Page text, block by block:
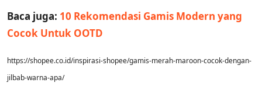
Baca juga: 10 Rekomendasi Gamis Modern yang
Cocok Untuk OOTD
https://shopee.co.id/inspirasi-shopee/gamis-merah-maroon-cocok-dengan-
jilbab-warna-apa/